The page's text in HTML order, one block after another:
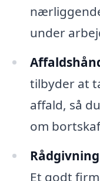
under
tilbyder at
affald, så
om
Et godt